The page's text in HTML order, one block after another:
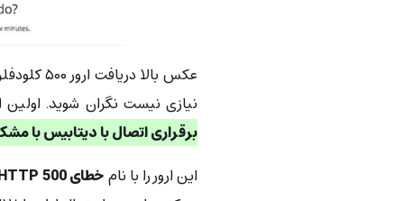
عکس بالا
نیازی نیست نگران شوید.
برقراری اتصال با دیتابیس با
این ارور را با نامخطای HTTP 500